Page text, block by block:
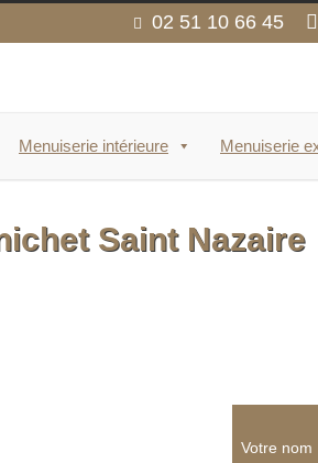
02 51 10 66 45
Menuiserie intérieure Menuiserie
Saint Nazaire
Votre nom